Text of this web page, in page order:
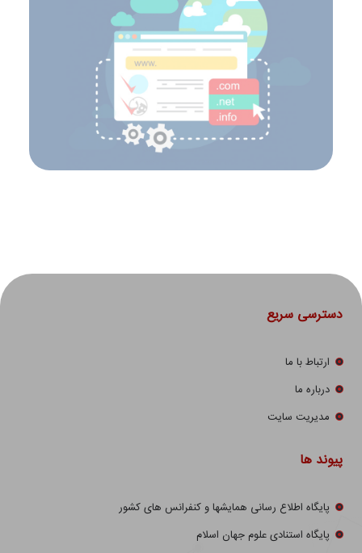
دسترسی سریع
ارتباط با ما
درباره ما
مدیریت سایت
پیوند ها
پایگاه اطلاع رسانی همایشها و کنفرانس های کشور
پایگاه استنادی علوم جهان اسلام